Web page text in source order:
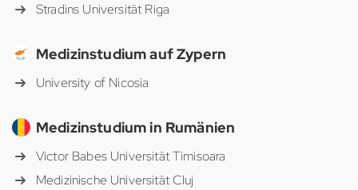
Stradins Universität Riga
Medizinstudium auf Zypern
University of Nicosia
Medizinstudium in Rumänien
Victor Babes Universität Timisoara
Medizinische Universität Cluj